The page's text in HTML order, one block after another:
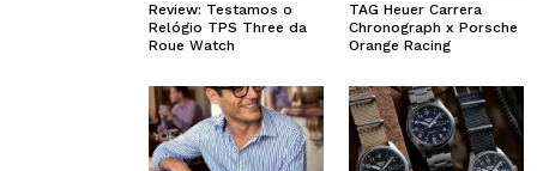
Review: Testamos o
Relógio TPS Three da
Roue Watch
TAG Heuer Carrera
Chronograph x Porsche
Orange Racing